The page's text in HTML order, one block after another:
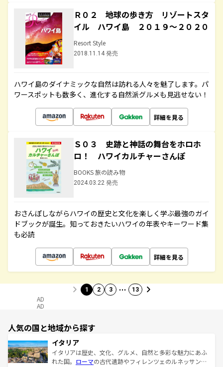
Ｒ０２ 地球の歩き方 リゾートスタ
イル ハワイ島 ２０１９～２０２０
Resort Style
2018.11.14 発売
ハワイ島のダイナミックな自然は訪れる人々を魅了します。パ
ワースポットも数多く、進化する自然派グルメも見逃せない！
詳細を見る
Ｓ０３ 史跡と神話の舞台をホロホ
ロ！ ハワイカルチャーさんぽ
BOOKS 旅の読み物
2024.03.22 発売
おさんぽしながらハワイの歴史と文化を楽しく学ぶ最強のガイ
ドブックが誕生。知っておきたいハワイの年表やキーワード集
も必読
詳細を見る
1 2 3 … 13
AD
AD
人気の国と地域から探す
イタリア
イタリアは歴史、文化、グルメ、自然と多彩な魅力にあふ
れた国。 ローマの古代遺跡やフィレンツェのルネッサンス